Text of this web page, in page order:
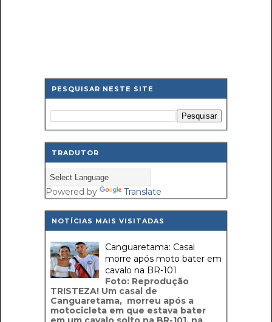
PESQUISAR NESTE SITE
TRADUTOR
Powered by Translate
NOTÍCIAS MAIS VISITADAS
Canguaretama: Casal
morre após moto bater em
cavalo na BR-101
Foto: Reprodução
TRISTEZA! Um casal de
Canguaretama, morreu após a
motocicleta em que estava bater